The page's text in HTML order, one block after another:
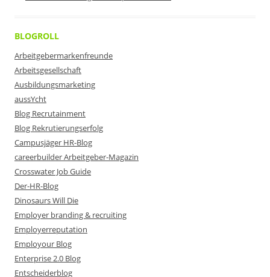
BLOGROLL
Arbeitgebermarkenfreunde
Arbeitsgesellschaft
Ausbildungsmarketing
aussYcht
Blog Recrutainment
Blog Rekrutierungserfolg
Campusjäger HR-Blog
careerbuilder Arbeitgeber-Magazin
Crosswater Job Guide
Der-HR-Blog
Dinosaurs Will Die
Employer branding & recruiting
Employerreputation
Employour Blog
Enterprise 2.0 Blog
Entscheiderblog